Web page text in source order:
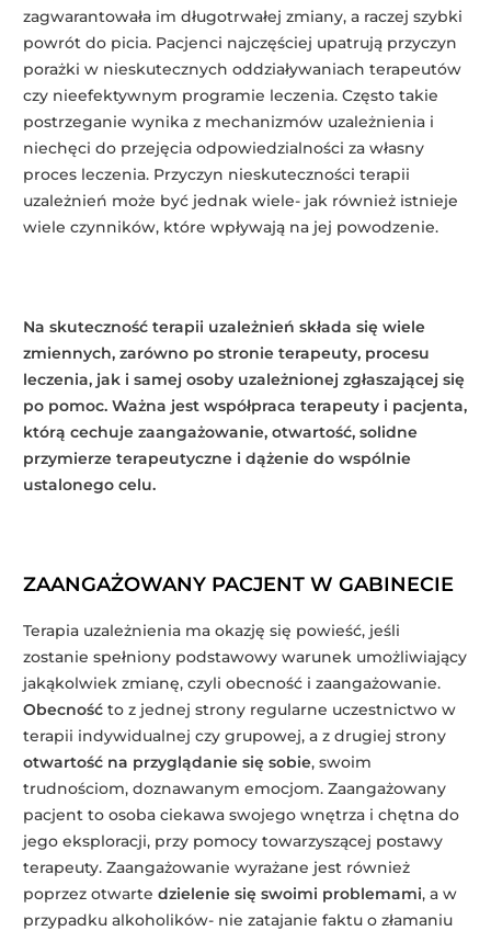
zagwarantowała im długotrwałej zmiany, a raczej szybki
powrót do picia. Pacjenci najczęściej upatrują przyczyn
porażki w nieskutecznych oddziaływaniach terapeutów
czy nieefektywnym programie leczenia. Często takie
postrzeganie wynika z mechanizmów uzależnienia i
niechęci do przejęcia odpowiedzialności za własny
proces leczenia. Przyczyn nieskuteczności terapii
uzależnień może być jednak wiele- jak również istnieje
wiele czynników, które wpływają na jej powodzenie.
Na skuteczność terapii uzależnień składa się wiele
zmiennych, zarówno po stronie terapeuty, procesu
leczenia, jak i samej osoby uzależnionej zgłaszającej się
po pomoc. Ważna jest współpraca terapeuty i pacjenta,
którą cechuje zaangażowanie, otwartość, solidne
przymierze terapeutyczne i dążenie do wspólnie
ustalonego celu.
ZAANGAŻOWANY PACJENT W GABINECIE
Terapia uzależnienia ma okazję się powieść, jeśli
zostanie spełniony podstawowy warunek umożliwiający
jakąkolwiek zmianę, czyli obecność i zaangażowanie.
Obecność to z jednej strony regularne uczestnictwo w
terapii indywidualnej czy grupowej, a z drugiej strony
otwartość na przyglądanie się sobie, swoim
trudnościom, doznawanym emocjom. Zaangażowany
pacjent to osoba ciekawa swojego wnętrza i chętna do
jego eksploracji, przy pomocy towarzyszącej postawy
terapeuty. Zaangażowanie wyrażane jest również
poprzez otwartedzielenie się swoimi problemami, a w
przypadku alkoholików- nie zatajanie faktu o złamaniu